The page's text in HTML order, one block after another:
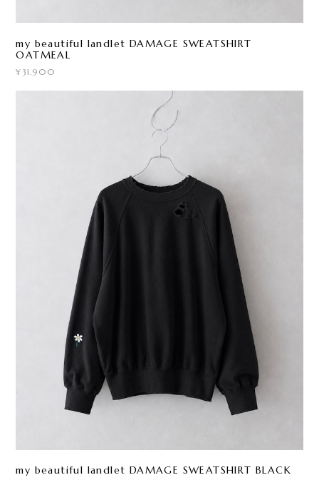
my beautiful landlet DAMAGE SWEATSHIRT
OATMEAL
¥31,900
my beautiful landlet DAMAGE SWEATSHIRT BLACK